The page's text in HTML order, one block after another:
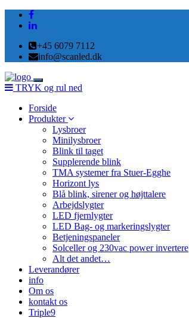
+45 6079 7112
info@scanled.dk
Toggle
navigation
TRYK og rul ned
Forside
Produkter
Lysbroer
Minilysbroer
Blink til taget
Supplerende blink
TMA systemer fra Stuer-Egghe
Horizont lys
Blå blink, sirener og højttalere
Arbejdslygter
LED fjernlygter
LED Bag- og markeringslygter
Betjeningspaneler
Solceller og 230vac power invertere
Alt det andet…
Leverandører
info
Om os
kontakt os
Triple9